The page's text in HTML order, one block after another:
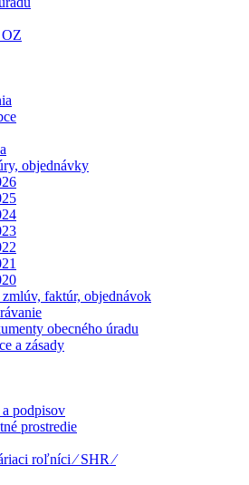
OZ
objednávky
faktúr, objednávok
obecného úradu
a zásady
podpisov
prostredie
roľníci ⁄ SHR ⁄